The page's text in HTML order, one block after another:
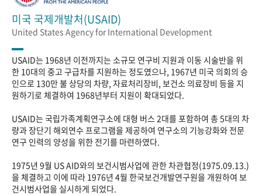
미국 국제개발처(USAID)
United States Agency for International Development
USAID는 1968년 이전까지는 소규모 연구비 지원과 이동 시술반을 위
한 10대의 중고 구급차를 지원하는 정도였으나, 1967년 미국 의회의 승
인으로 130만 불 상당의 차량, 자료처리장비, 보건소 의료장비 등을 지
원하기로 체결하여 1968년부터 지원이 확대되었다.
USAID는 국립가족계획연구소에 대형 버스 2대를 포함하여 총 5대의 차
량과 장단기 해외연수 프로그램을 제공하여 연구소의 기능강화와 전문
연구 인력의 양성을 위한 전기를 마련하였다.
1975년 9월 US AID와의 보건시범사업에 관한 차관협정(1975.09.13.)
을 체결하고 이에 따라 1976년 4월 한국보건개발연구원을 개원하여 보
건시범사업을 실시하게 되었다.